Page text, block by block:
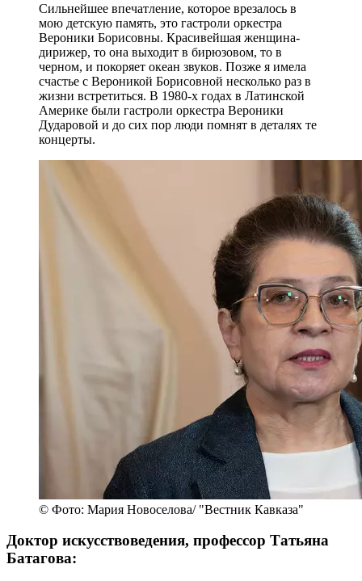
Сильнейшее впечатление, которое врезалось в
мою детскую память, это гастроли оркестра
Вероники Борисовны. Красивейшая женщина-
дирижер, то она выходит в бирюзовом, то в
черном, и покоряет океан звуков. Позже я имела
счастье с Вероникой Борисовной несколько раз в
жизни встретиться. В 1980-х годах в Латинской
Америке были гастроли оркестра Вероники
Дударовой и до сих пор люди помнят в деталях те
концерты.
© Фото: Мария Новоселова/ "Вестник Кавказа"
Доктор искусствоведения, профессор Татьяна
Батагова: